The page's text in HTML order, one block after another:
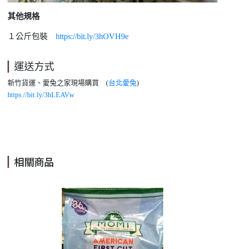
其他規格
１公斤包裝 https://bit.ly/3hOVH9e
運送方式
新竹貨運、愛兔之家現場購買 (台北愛兔)
https://bit.ly/3hLEAVw
相關商品